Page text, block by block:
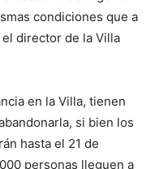
condiciones que a
director de la Villa
en la Villa, tienen
si bien los
hasta el 21 de
personas lleguen a